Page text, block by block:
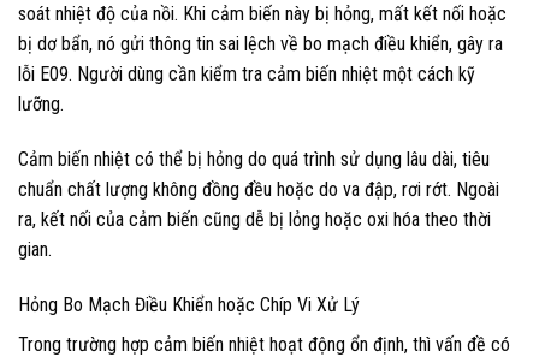
soát nhiệt độ của nồi. Khi cảm biến này bị hỏng, mất kết nối hoặc
bị dơ bẩn, nó gửi thông tin sai lệch về bo mạch điều khiển, gây ra
lỗi E09. Người dùng cần kiểm tra cảm biến nhiệt một cách kỹ
lưỡng.
Cảm biến nhiệt có thể bị hỏng do quá trình sử dụng lâu dài, tiêu
chuẩn chất lượng không đồng đều hoặc do va đập, rơi rớt. Ngoài
ra, kết nối của cảm biến cũng dễ bị lỏng hoặc oxi hóa theo thời
gian.
Hỏng Bo Mạch Điều Khiển hoặc Chíp Vi Xử Lý
Trong trường hợp cảm biến nhiệt hoạt động ổn định, thì vấn đề có